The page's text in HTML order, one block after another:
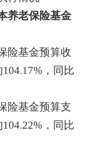
养老保险基金
险基金预算收
104.17% ，同比
险基金预算支
104.22% ，同比